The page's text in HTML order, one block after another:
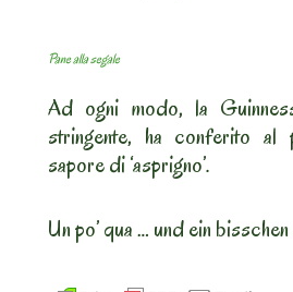
Pane alla segale
Ad ogni modo, la
stringente, ha conferito al
sapore di ‘asprigno’.
Un po’ qua … und ein